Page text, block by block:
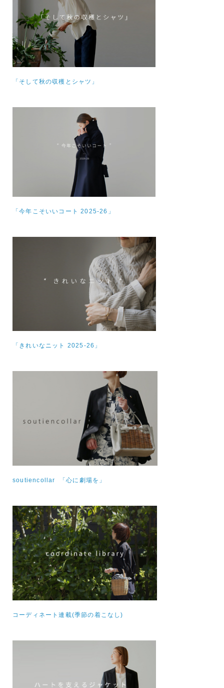
「そして秋の収穫とシャツ」
「今年こそいいコート 2025-26」
「きれいなニット 2025-26」
soutiencollar 「心に劇場を」
コーディネート連載(季節の着こなし)